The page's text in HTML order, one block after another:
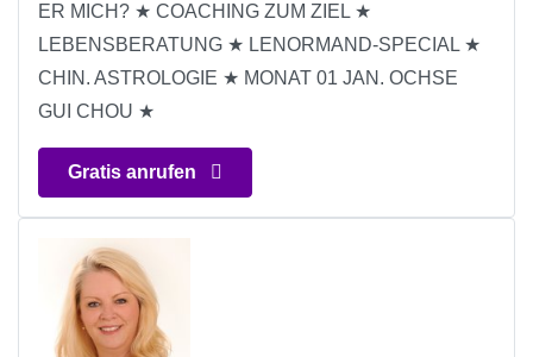
ER MICH? ★ COACHING ZUM ZIEL ★
LEBENSBERATUNG ★ LENORMAND-SPECIAL ★
CHIN. ASTROLOGIE ★ MONAT 01 JAN. OCHSE
GUI CHOU ★
Gratis anrufen